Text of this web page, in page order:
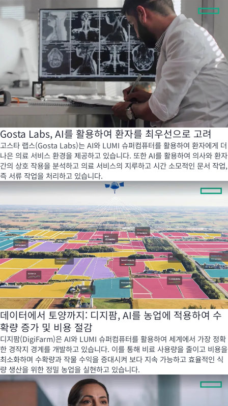
Gosta Labs, AI를 활용하여 환자를 최우선으로 고려
고스타 랩스(Gosta Labs)는 AI와 LUMI 슈퍼컴퓨터를 활용하여 환자에게 더
나은 의료 서비스 환경을 제공하고 있습니다. 또한 AI를 활용하여 의사와 환자
간의 상호 작용을 분석하고 의료 서비스의 지루하고 시간 소모적인 문서 작업,
즉 서류 작업을 처리하고 있습니다.
데이터에서 토양까지: 디지팜, AI를 농업에 적용하여 수
확량 증가 및 비용 절감
디지팜(DigiFarm)은 AI와 LUMI 슈퍼컴퓨터를 활용하여 세계에서 가장 정확
한 경작지 경계를 개발하고 있습니다. 이를 통해 비료 사용량을 줄이고 비용을
최소화하며 수확량과 작물 수익을 증대시켜 보다 지속 가능하고 효율적인 식
량 생산을 위한 정밀 농업을 실현하고 있습니다.